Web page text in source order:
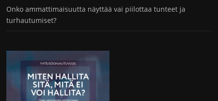
Onko ammattimaisuutta näyttää vai piilottaa tunteet ja
turhautumiset?